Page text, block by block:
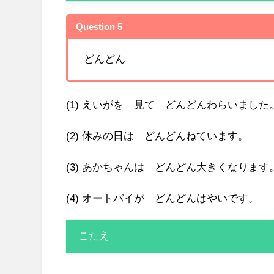
Question 5
どんどん
(1) えいがを 見て どんどんわらいました
(2) 休みの日は どんどんねています。
(3) あかちゃんは どんどん大きくなります
(4) オートバイが どんどんはやいです。
こたえ